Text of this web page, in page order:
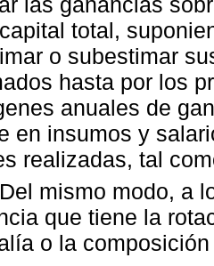
total,
o subestimar
hasta por los
anuales de
en insumos y
realizadas, tal
Del mismo modo, a
que tiene la
o la